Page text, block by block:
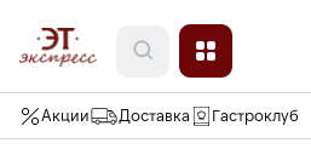
Акции Доставка Гастроклуб